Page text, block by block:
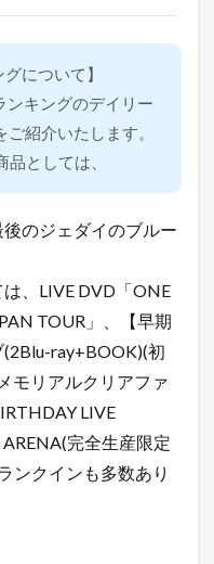
について】
ンキングのデイリー
紹介いたします。
としては、
のジェダイのブルー
、LIVE DVD「ONE
TOUR」、【早期
ray+BOOK)(初
モリアルクリアファ
LIVE
完全生産限定
ンクインも多数あり